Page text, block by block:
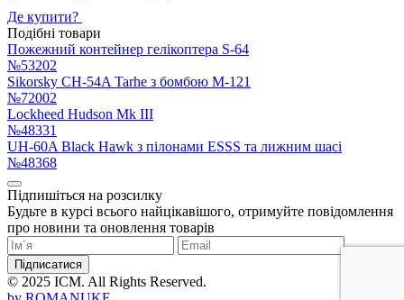
Де купити?
Подібні товари
Пожежний контейнер гелікоптера S-64
№53202
Sikorsky CH-54A Tarhe з бомбою M-121
№72002
Lockheed Hudson Mk III
№48331
UH-60A Black Hawk з пілонами ESSS та лижним шасі
№48368
Підпишіться на розсилку
Будьте в курсі всього найцікавішого, отримуйте повідомлення
про новини та оновлення товарів
Підписатися
© 2025 ICM. All Rights Reserved.